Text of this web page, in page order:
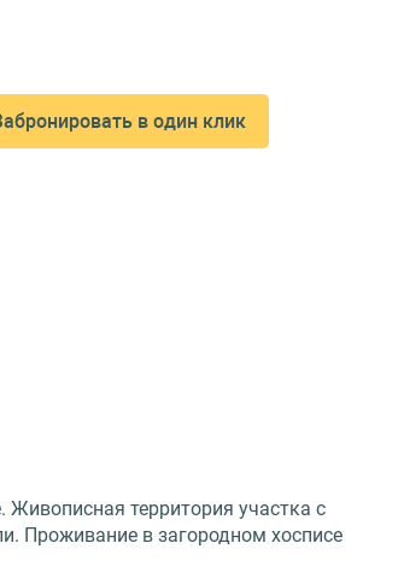
в один клик
территория участка с
Проживание в загородном хосписе